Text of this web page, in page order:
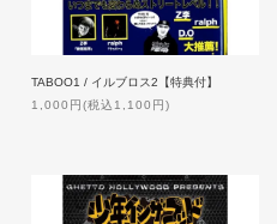
TABOO1 / イルブロス2【特典付】
1,000円(税込1,100円)